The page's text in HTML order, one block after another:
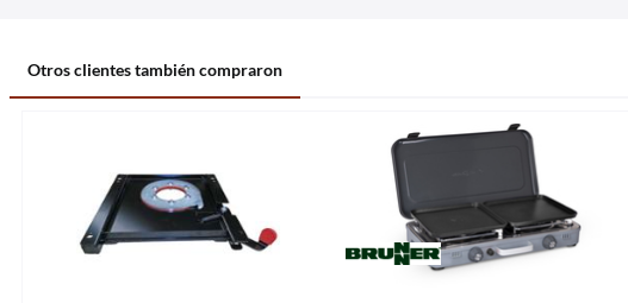
Otros clientes también compraron